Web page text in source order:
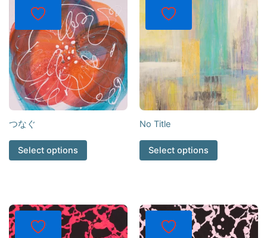
つなぐ
Select options
No Title
Select options